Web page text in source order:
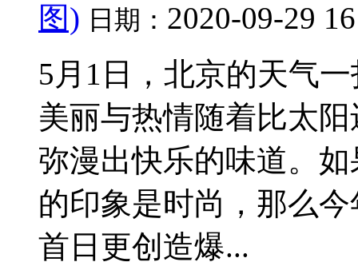
图) 日期： 2020-09-29
5月1日，北京的天气
美丽与热情随着比太
弥漫出快乐的味道。
的印象是时尚，那么
首日更创造爆...